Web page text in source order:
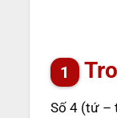
Số 4 (tứ –